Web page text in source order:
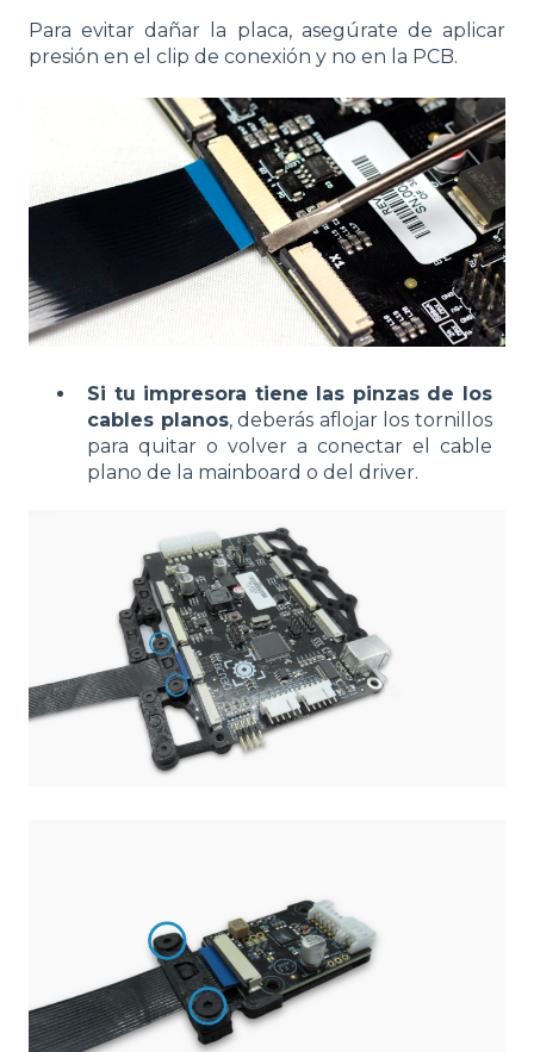
Para evitar dañar la placa, asegúrate de aplicar
presión en el clip de conexión y no en la PCB.
Si tu impresora tiene las pinzas de los
cables planos, deberás aflojar los tornillos
para quitar o volver a conectar el cable
plano de la mainboard o del driver.